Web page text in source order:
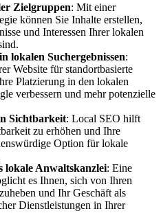
Zielgruppen: Mit einer
können Sie Inhalte erstellen,
und Interessen Ihrer lokalen
lokalen Suchergebnissen:
Website für standortbasierte
Platzierung in den lokalen
verbessern und mehr potenzielle
Sichtbarkeit: Local SEO hilft
zu erhöhen und Ihre
Option für lokale
lokale Anwaltskanzlei: Eine
es Ihnen, sich von Ihren
und Ihr Geschäft als
Dienstleistungen in Ihrer